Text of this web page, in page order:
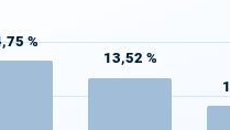
%
13,52 %